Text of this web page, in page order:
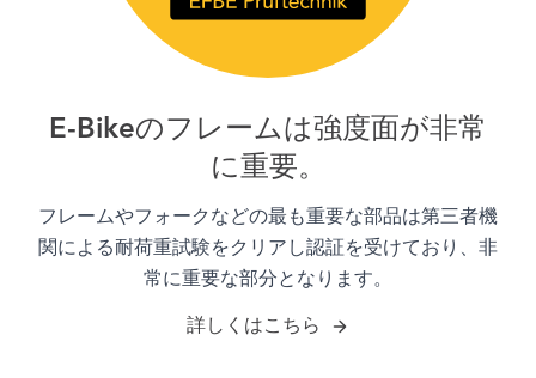
E-Bikeのフレームは強度面が非常
に重要。
フレームやフォークなどの最も重要な部品は第三者機
関による耐荷重試験をクリアし認証を受けており、非
常に重要な部分となります。
詳しくはこちら